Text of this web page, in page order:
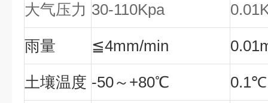
大气压力 30-110Kpa
雨量 ≦4mm/min
土壤温度 -50～+80℃ 0.1℃